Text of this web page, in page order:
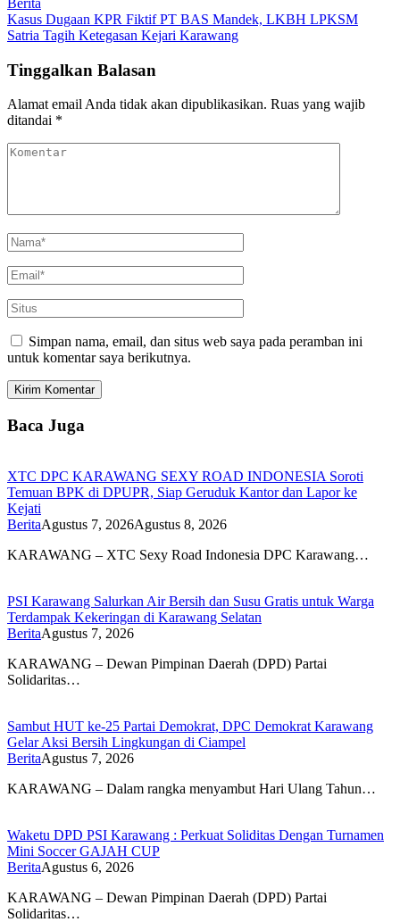
Kasus Dugaan KPR Fiktif PT BAS Mandek, LKBH LPKSM
Satria Tagih Ketegasan Kejari Karawang
Tinggalkan Balasan
Alamat email Anda tidak akan dipublikasikan. Ruas yang wajib
ditandai *
Simpan nama, email, dan situs web saya pada peramban ini
untuk komentar saya berikutnya.
Baca Juga
XTC DPC KARAWANG SEXY ROAD INDONESIA Soroti
Temuan BPK di DPUPR, Siap Geruduk Kantor dan Lapor ke
Kejati
BeritaAgustus 7, 2026Agustus 8, 2026
KARAWANG – XTC Sexy Road Indonesia DPC Karawang…
PSI Karawang Salurkan Air Bersih dan Susu Gratis untuk Warga
Terdampak Kekeringan di Karawang Selatan
BeritaAgustus 7, 2026
KARAWANG – Dewan Pimpinan Daerah (DPD) Partai
Solidaritas…
Sambut HUT ke-25 Partai Demokrat, DPC Demokrat Karawang
Gelar Aksi Bersih Lingkungan di Ciampel
BeritaAgustus 7, 2026
KARAWANG – Dalam rangka menyambut Hari Ulang Tahun…
Waketu DPD PSI Karawang : Perkuat Soliditas Dengan Turnamen
Mini Soccer GAJAH CUP
BeritaAgustus 6, 2026
KARAWANG – Dewan Pimpinan Daerah (DPD) Partai
Solidaritas…